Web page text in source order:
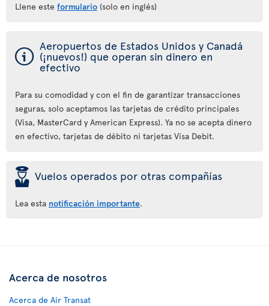
Llene este formulario (solo en inglés)
ý Aeropuertos de Estados Unidos y Canadá
(¡nuevos!) que operan sin dinero en
efectivo
Para su comodidad y con el fin de garantizar transacciones
seguras, solo aceptamos las tarjetas de crédito principales
(Visa, MasterCard y American Express). Ya no se acepta dinero
en efectivo, tarjetas de débito ni tarjetas Visa Debit.
þ Vuelos operados por otras compañías
Lea esta notificación importante.
Acerca de nosotros
Acerca de Air Transat